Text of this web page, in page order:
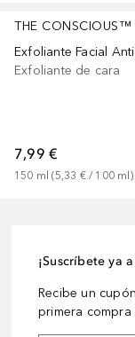
THE CONSCIOUS™
Exfoliante de cara
7,99 €
150 ml (5,33 € / 100 ml )
¡Suscríbete ya
Recibe un
primera compra